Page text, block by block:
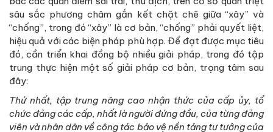
sâu sắc phương châm gắn kết chặt chẽ giữa “xây” và
“chống”, trong đó “xây” là cơ bản, “chống” phải quyết liệt,
hiệu quả với các biện pháp phù hợp. Để đạt được mục tiêu
đó, cần triển khai đồng bộ nhiều giải pháp, trong đó tập
trung thực hiện một số giải pháp cơ bản, trọng tâm sau
đây:
Thứ nhất, tập trung nâng cao nhận thức của cấp ủy, tổ
chức đảng các cấp, nhất là người đứng đầu, của từng đảng
viên và nhân dân về công tác bảo vệ nền tảng tư tưởng của